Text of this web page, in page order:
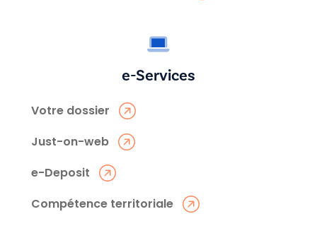
e-Services
Votre dossier
Just-on-web
e-Deposit
Compétence territoriale